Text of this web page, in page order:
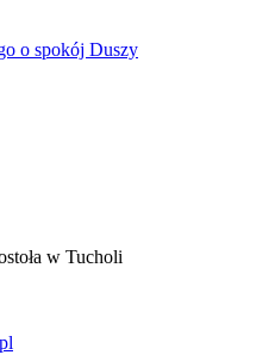
o spokój Duszy
w Tucholi